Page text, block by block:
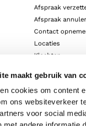
maakt gebruik van
cookies om content
ons websiteverkeer
voor social
Afspraak
Afspraak
Contact
Locaties
Klachten